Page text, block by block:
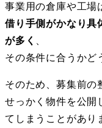
事業用の倉庫や工場
借り手側がかなり具
が多く
その条件に合うかど
そのため、募集前の
せっかく物件を公開
てしまうことがあり